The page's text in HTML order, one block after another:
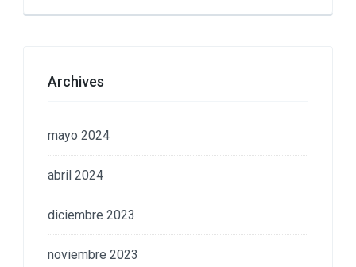
Archives
mayo 2024
abril 2024
diciembre 2023
noviembre 2023